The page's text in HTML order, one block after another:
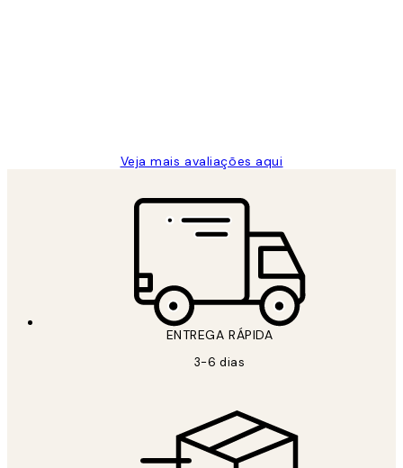
Veja mais avaliações aqui
ENTREGA RÁPIDA
3-6 dias